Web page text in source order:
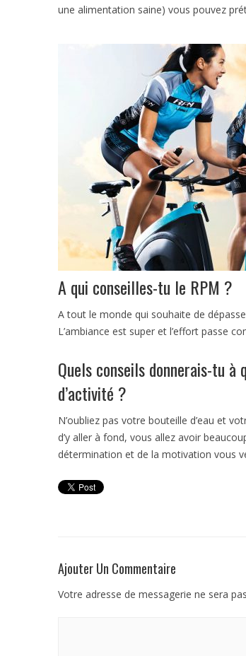
une alimentation saine) vous pouvez
A qui conseilles-tu le RPM ?
A tout le monde qui souhaite de
L’ambiance est super et l’effort passe
Quels conseils donnerais-tu à
d’activité ?
N’oubliez pas votre bouteille d’eau et
d’y aller à fond, vous allez avoir
détermination et de la motivation vous
Ajouter Un Commentaire
Votre adresse de messagerie ne sera